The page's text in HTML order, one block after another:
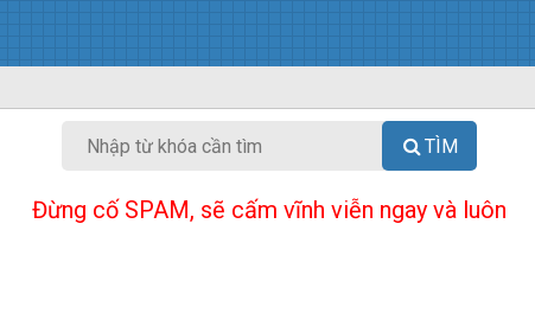
TÌM
Đừng cố SPAM, sẽ cấm vĩnh viễn ngay và luôn